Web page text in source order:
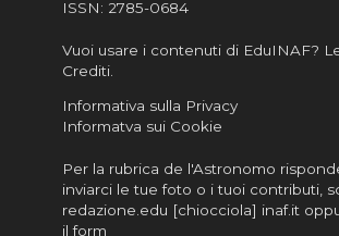
ISSN: 2785-0684
Vuoi usare i contenuti di EduINAF?
Crediti.
Informativa sulla Privacy
Informatva sui Cookie
Per la rubrica de l'Astronomo
inviarci le tue foto o i tuoi contributi,
redazione.edu [chiocciola] inaf.it
il form